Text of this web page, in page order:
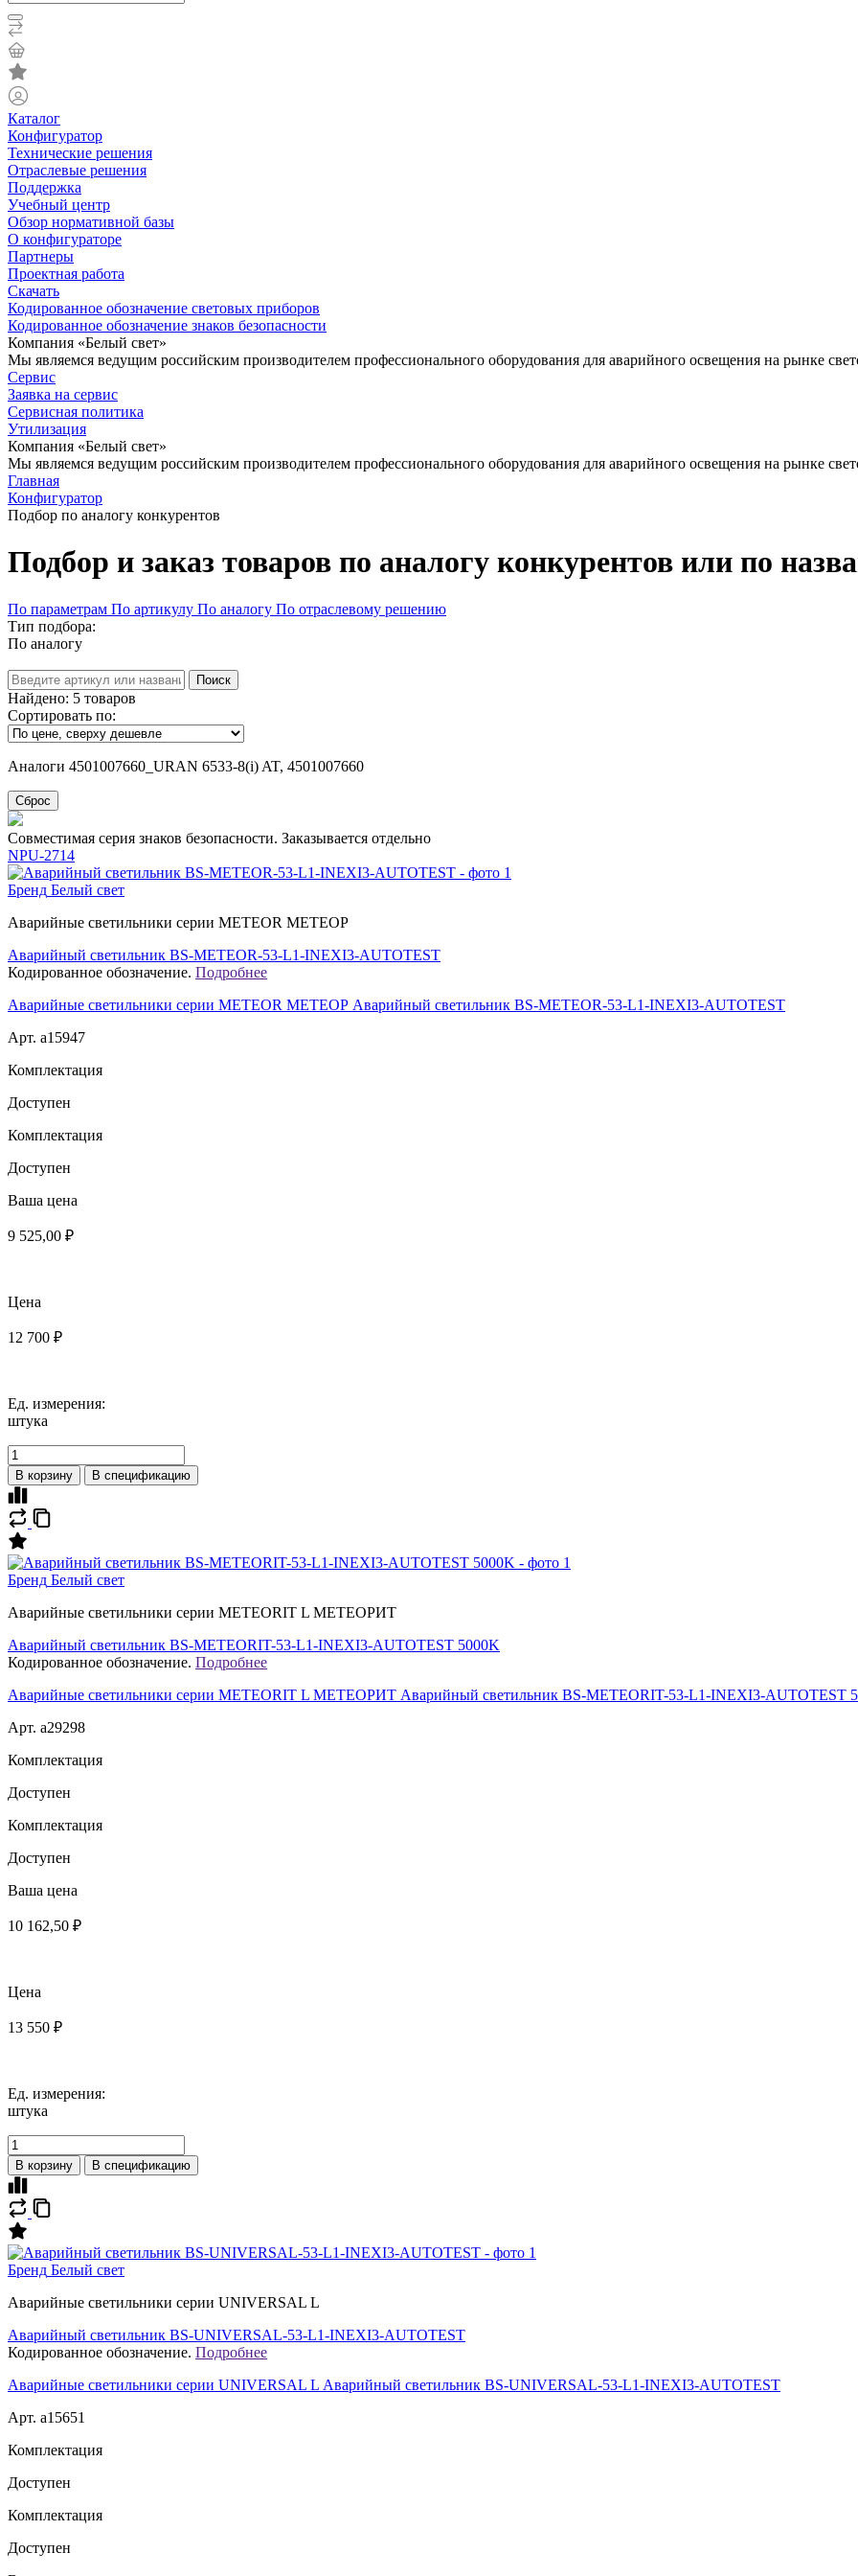
Каталог
Конфигуратор
Технические решения
Отраслевые решения
Поддержка
Учебный центр
Обзор нормативной базы
О конфигураторе
Партнеры
Проектная работа
Скачать
Кодированное обозначение световых приборов
Кодированное обозначение знаков безопасности
Компания «Белый свет»
Мы являемся ведущим российским производителем профессионального оборудования для аварийного освещения на рынке
Сервис
Заявка на сервис
Сервисная политика
Утилизация
Компания «Белый свет»
Мы являемся ведущим российским производителем профессионального оборудования для аварийного освещения на рынке
Главная
Конфигуратор
Подбор по аналогу конкурентов
Подбор и заказ товаров по аналогу конкурентов или по
По параметрам По артикулу По аналогу По отраслевому решению
Тип подбора:
По аналогу
Поиск
Найдено: 5 товаров
Сортировать по:
Аналоги 4501007660_URAN 6533-8(i) AT, 4501007660
Сброс
Совместимая серия знаков безопасности. Заказывается отдельно
NPU-2714
Бренд Белый свет
Аварийные светильники серии METEOR МЕТЕОР
Аварийный светильник BS-METEOR-53-L1-INEXI3-AUTOTEST
Кодированное обозначение. Подробнее
Аварийные светильники серии METEOR МЕТЕОР Аварийный светильник BS-METEOR-53-L1-INEXI3-AUTOTEST
Арт. a15947
Комплектация
Доступен
Комплектация
Доступен
Ваша цена
9 525,00 ₽
Цена
12 700 ₽
Ед. измерения:
штука
В корзину В спецификацию
Бренд Белый свет
Аварийные светильники серии METEORIT L МЕТЕОРИТ
Аварийный светильник BS-METEORIT-53-L1-INEXI3-AUTOTEST 5000K
Кодированное обозначение. Подробнее
Аварийные светильники серии METEORIT L МЕТЕОРИТ Аварийный светильник BS-METEORIT-53-L1-INEXI3-AUTOTEST
Арт. a29298
Комплектация
Доступен
Комплектация
Доступен
Ваша цена
10 162,50 ₽
Цена
13 550 ₽
Ед. измерения:
штука
В корзину В спецификацию
Бренд Белый свет
Аварийные светильники серии UNIVERSAL L
Аварийный светильник BS-UNIVERSAL-53-L1-INEXI3-AUTOTEST
Кодированное обозначение. Подробнее
Аварийные светильники серии UNIVERSAL L Аварийный светильник BS-UNIVERSAL-53-L1-INEXI3-AUTOTEST
Арт. a15651
Комплектация
Доступен
Комплектация
Доступен